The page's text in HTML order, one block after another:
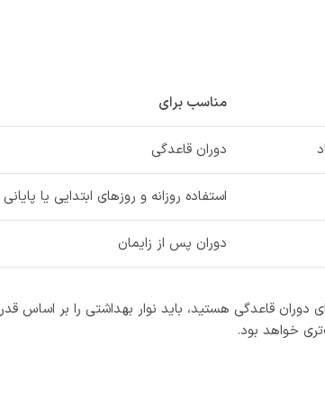
مناسب برای
دوران قاعدگی
استفاده روزانه و روزهای ابتدایی یا
دوران پس از زایمان
قاعدگی هستید، باید نوار بهداشتی را بر اساس
خواهد بود.